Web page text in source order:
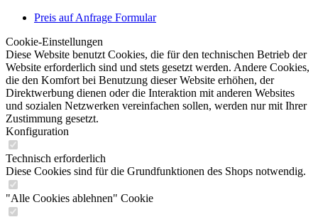
Preis auf Anfrage Formular
Cookie-Einstellungen
Diese Website benutzt Cookies, die für den technischen Betrieb der
Website erforderlich sind und stets gesetzt werden. Andere Cookies,
die den Komfort bei Benutzung dieser Website erhöhen, der
Direktwerbung dienen oder die Interaktion mit anderen Websites
und sozialen Netzwerken vereinfachen sollen, werden nur mit Ihrer
Zustimmung gesetzt.
Konfiguration
Technisch erforderlich
Diese Cookies sind für die Grundfunktionen des Shops notwendig.
"Alle Cookies ablehnen" Cookie